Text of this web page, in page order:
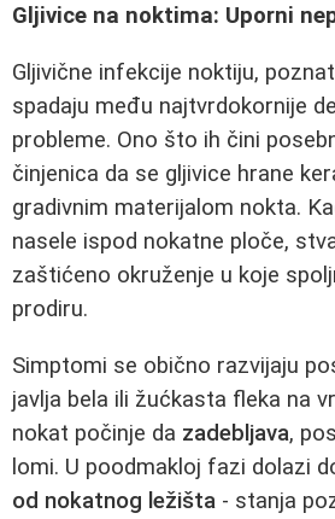
Gljivice na noktima: Uporni
Gljivične infekcije noktiju,
spadaju među najtvrdokornije
probleme. Ono što ih čini
činjenica da se gljivice hrane
gradivnim materijalom nokta.
nasele ispod nokatne ploče,
zaštićeno okruženje u koje
prodiru.
Simptomi se obično razvijaju
javlja bela ili žućkasta fleka na
nokat počinje da zadebljava,
lomi. U poodmakloj fazi dolazi
od nokatnog ležišta - stanja